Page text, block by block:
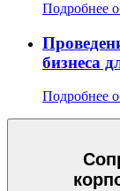
Подробнее
бизнеса
Подробнее